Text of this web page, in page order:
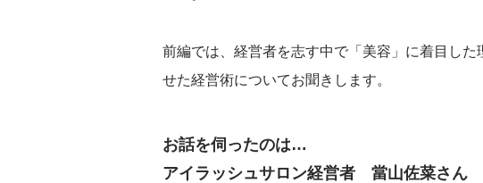
前編では、経営者を志す中で「美容」に着目し
せた経営術についてお聞きします。
お話を伺ったのは…
アイラッシュサロン経営者 當山佐菜さん